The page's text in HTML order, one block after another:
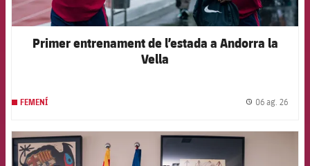
Primer entrenament de l’estada a Andorra la
Vella
FEMENÍ 06 ag. 26
FCB Barcelona badge